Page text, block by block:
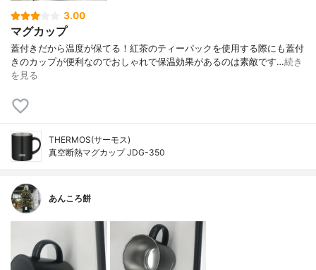
3.00
マグカップ
蓋付きだから温度が保てる！紅茶のティーパックを使用する際にも蓋付
きのカップが便利なのでおしゃれで保温効果があるのは素敵です…続き
を見る
THERMOS(サーモス)
真空断熱マグカップ JDG-350
あんころ餅